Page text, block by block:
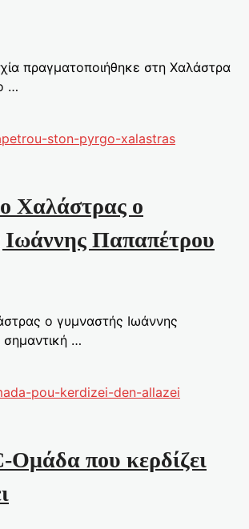
πραγματοποιήθηκε στη Χαλάστρα
…
Χαλάστρας ο
Ιωάννης Παπαπέτρου
ο γυμναστής Ιωάννης
…
Ομάδα που κερδίζει